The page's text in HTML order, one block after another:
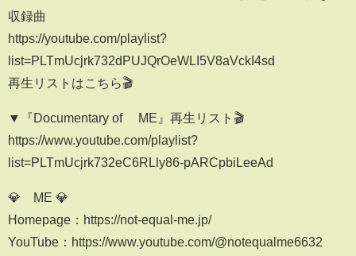
収録曲
https://youtube.com/playlist?
list=PLTmUcjrk732dPUJQrOeWLI5V8aVckI4sd
再生リストはこちら🎬
▼『Documentary of ≠ME』再生リスト🎬
https://www.youtube.com/playlist?
list=PLTmUcjrk732eC6RLly86-pARCpbiLeeAd
💎≠ME 💎
Homepage：https://not-equal-me.jp/
YouTube：https://www.youtube.com/@notequalme6632